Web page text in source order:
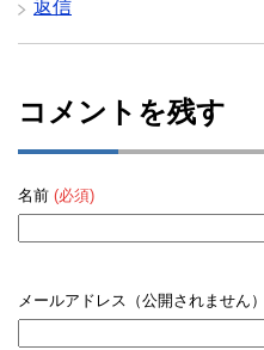
返信
コメントを残す
名前 (必須)
メールアドレス（公開されません）